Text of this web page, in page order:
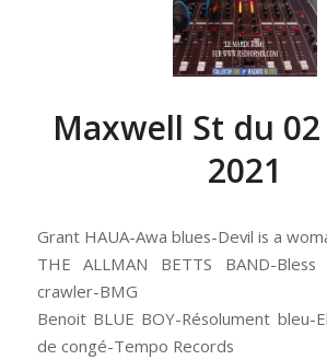
Maxwell St du
2021
Grant HAUA-Awa blues-Devil is a
THE ALLMAN BETTS BAND-
crawler-BMG
Benoit BLUE BOY-Résolument bleu-
de congé-Tempo Records